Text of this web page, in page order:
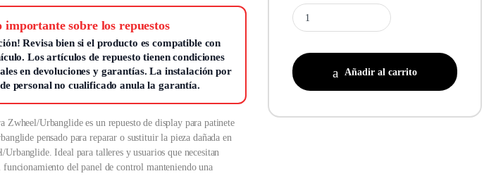
importante sobre los repuestos
Revisa bien si el producto es compatible con
Los artículos de repuesto tienen condiciones
en devoluciones y garantías.La instalación por
personal no cualificado anula la garantía.
Zwheel/Urbanglide es un repuesto de display para patinete
pensado para reparar o sustituir la pieza dañada en
Urbanglide. Ideal para talleres y usuarios que necesitan
funcionamiento del panel de control manteniendo una
Añadir al carrito